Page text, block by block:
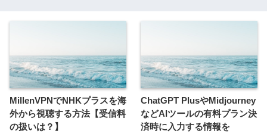
MillenVPNでNHKプラスを海
外から視聴する方法【受信料
の扱いは？】
ChatGPT PlusやMidjourney
などAIツールの有料プラン決
済時に入力する情報を